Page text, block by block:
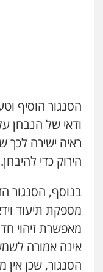
הסנגור הוסיף
ודאי של הנבחן
ראיה ישירה
הירוק כדי להיבחן.
בנוסף, הסנגור
מספקת תיעוד
מאפשרת זיהוי
אינה אמורה
הסנגור, שכן